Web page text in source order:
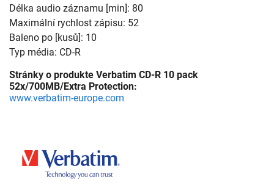
Délka audio záznamu [min]: 80
Maximální rychlost zápisu: 52
Baleno po [kusů]: 10
Typ média: CD-R
Stránky o produkte Verbatim CD-R 10 pack
52x/700MB/Extra Protection:
www.verbatim-europe.com